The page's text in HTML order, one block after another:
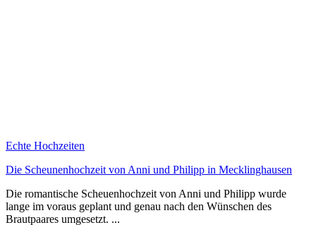
Echte Hochzeiten
Die Scheunenhochzeit von Anni und Philipp in Mecklinghausen
Die romantische Scheuenhochzeit von Anni und Philipp wurde
lange im voraus geplant und genau nach den Wünschen des
Brautpaares umgesetzt. ...